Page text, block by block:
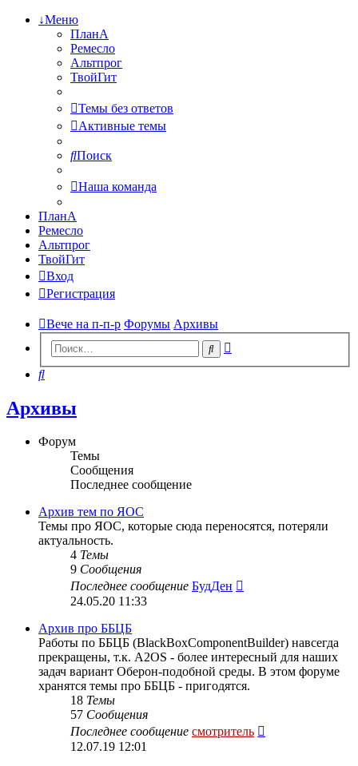
↓Меню
ПланА
Ремесло
Альтпрог
ТвойГит
Темы без ответов
Активные темы
Поиск
Наша команда
ПланА
Ремесло
Альтпрог
ТвойГит
Вход
Регистрация
Вече на п-п-р Форумы Архивы
Поиск
Поиск
Архивы
Форум
Темы
Сообщения
Последнее сообщение
Архив тем по ЯОС
Темы про ЯОС, которые сюда переносятся, потеряли
актуальность.
4 Темы
9 Сообщения
Последнее сообщение БудДен
24.05.20 11:33
Архив про ББЦБ
Работы по ББЦБ (BlackBoxComponentBuilder) навсегда
прекращены, т.к. A2OS - более интересный для наших
задач вариант Оберон-подобной среды. В этом форуме
хранятся темы про ББЦБ - пригодятся.
18 Темы
57 Сообщения
Последнее сообщение смотритель
12.07.19 12:01